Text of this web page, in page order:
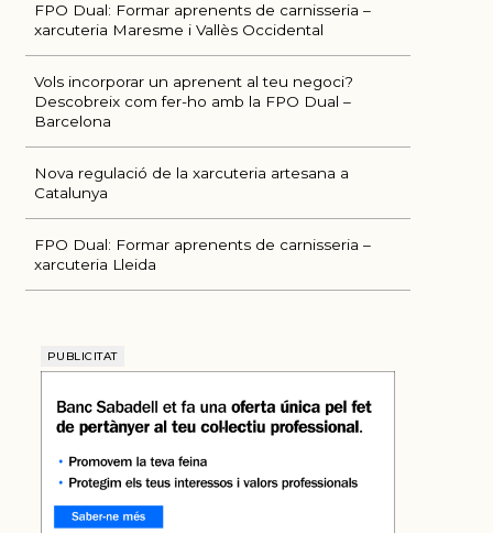
ÚLTIMES NOTÍCIES
FPO Dual: Formar aprenents de carnisseria –
xarcuteria Maresme i Vallès Occidental
Vols incorporar un aprenent al teu negoci?
Descobreix com fer-ho amb la FPO Dual –
Barcelona
Nova regulació de la xarcuteria artesana a
Catalunya
FPO Dual: Formar aprenents de carnisseria –
xarcuteria Lleida
PUBLICITAT